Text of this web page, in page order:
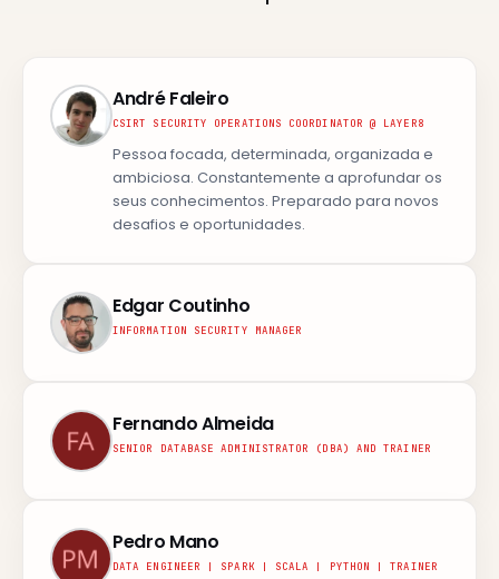
André Faleiro
CSIRT SECURITY OPERATIONS COORDINATOR @ LAYER8
Pessoa focada, determinada, organizada e
ambiciosa. Constantemente a aprofundar os
seus conhecimentos. Preparado para novos
desafios e oportunidades.
Edgar Coutinho
INFORMATION SECURITY MANAGER
Fernando Almeida
SENIOR DATABASE ADMINISTRATOR (DBA) AND TRAINER
Pedro Mano
DATA ENGINEER | SPARK | SCALA | PYTHON | TRAINER